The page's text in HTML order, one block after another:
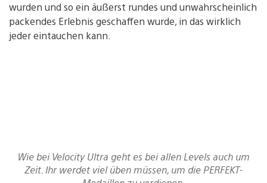
wurden und so ein äußerst rundes und unwahrscheinlich
packendes Erlebnis geschaffen wurde, in das wirklich
jeder eintauchen kann.
Wie bei Velocity Ultra geht es bei allen Levels auch um
Zeit. Ihr werdet viel üben müssen, um die PERFEKT-